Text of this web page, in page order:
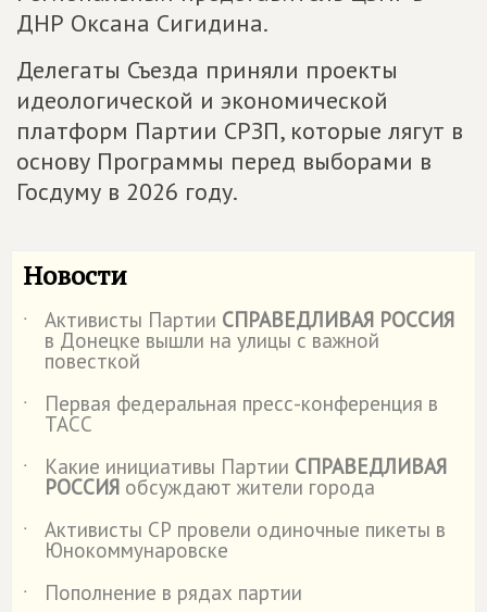
ДНР Оксана Сигидина.
Делегаты Съезда приняли проекты
идеологической и экономической
платформ Партии СРЗП, которые лягут в
основу Программы перед выборами в
Госдуму в 2026 году.
Новости
˙ Активисты Партии СПРАВЕДЛИВАЯ РОССИЯ
в Донецке вышли на улицы с важной
повесткой
˙
Первая федеральная пресс-конференция в
ТАСС
˙
Какие инициативы Партии СПРАВЕДЛИВАЯ
РОССИЯ обсуждают жители города
˙
Активисты СР провели одиночные пикеты в
Юнокоммунаровске
˙
Пополнение в рядах партии